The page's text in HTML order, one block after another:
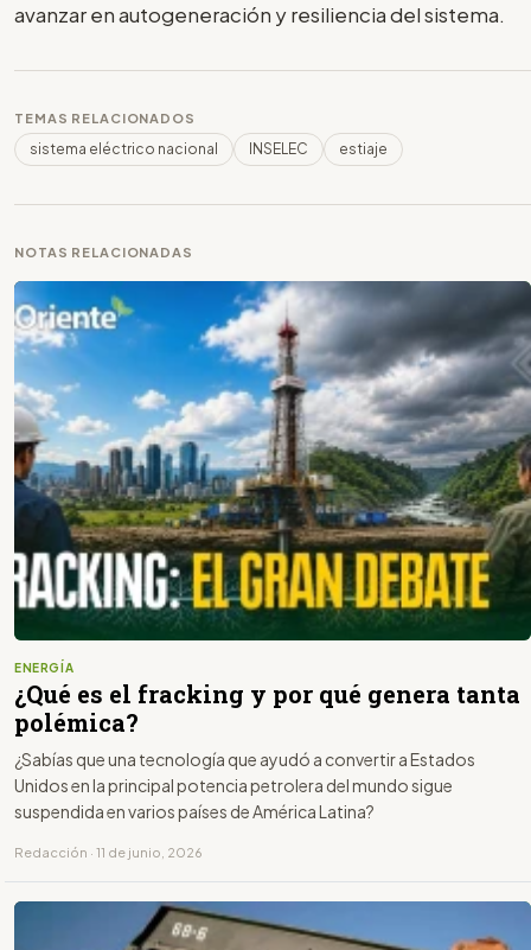
avanzar en autogeneración y resiliencia del sistema.
TEMAS RELACIONADOS
sistema eléctrico nacional INSELEC estiaje
NOTAS RELACIONADAS
ENERGÍA
¿Qué es el fracking y por qué genera tanta
polémica?
¿Sabías que una tecnología que ayudó a convertir a Estados
Unidos en la principal potencia petrolera del mundo sigue
suspendida en varios países de América Latina?
Redacción · 11 de junio, 2026